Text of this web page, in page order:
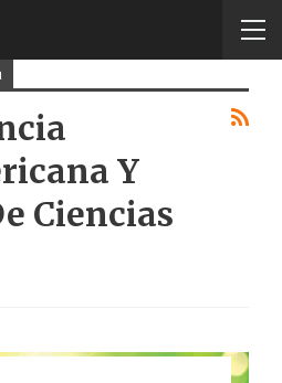
Y
Ciencias